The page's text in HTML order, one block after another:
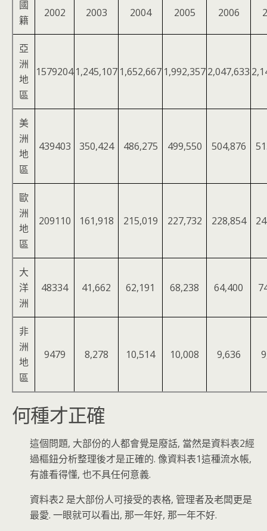
國
籍
2002 2003 2004 2005 2006
亞
洲
地
區
1579204 1,245,107 1,652,667 1,992,3572,047,633
美
洲
地
區
439403 350,424 486,275 499,550 504,876
歐
洲
地
區
209110 161,918 215,019 227,732 228,854
大
洋
洲
48334 41,662 62,191 68,238 64,400
非
洲
地
區
9479 8,278 10,514 10,008 9,636
何種才正確
這個問題, 大部份的人都會覺是廢話, 當然是資料表2經
過樞鈕分析整理後才是正確的. 像資料表1這種流水帳,
有誰看得懂, 也不具任何意義.
資料表2 是大部份人可接受的表格, 管理者及老闆更是
最愛. 一眼就可以看出, 那一年好, 那一年不好.